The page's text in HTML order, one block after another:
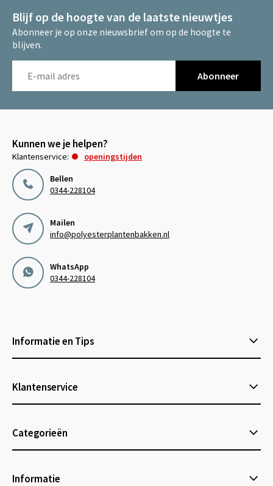
Blijf op de hoogte van de laatste nieuwtjes
Abonneer je op onze nieuwsbrief om op de hoogte te
blijven.
Abonneer
Kunnen we je helpen?
Klantenservice:
openingstijden
Bellen
0344-228104
Mailen
info@polyesterplantenbakken.nl
WhatsApp
0344-228104
Informatie en Tips
Klantenservice
Categorieën
Informatie